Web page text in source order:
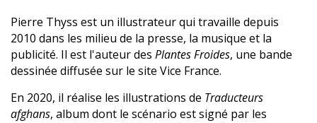
Pierre Thyss est un illustrateur qui travaille depuis
2010 dans les milieu de la presse, la musique et la
publicité. Il est l'auteur des Plantes Froides, une bande
dessinée diffusée sur le site Vice France.
En 2020, il réalise les illustrations de Traducteurs
afghans, album dont le scénario est signé par les